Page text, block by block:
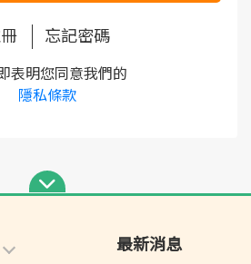
忘記密碼
表明您同意我們的
隱私條款
最新消息